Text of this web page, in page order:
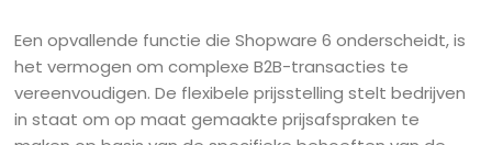
Een opvallende functie die Shopware 6 onderscheidt, is
het vermogen om complexe B2B-transacties te
vereenvoudigen. De flexibele prijsstelling stelt bedrijven
in staat om op maat gemaakte prijsafspraken te